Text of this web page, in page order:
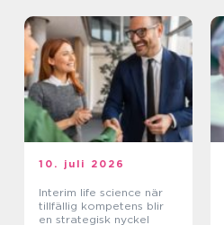
10. juli 2026
Interim life science när
tillfällig kompetens blir
en strategisk nyckel